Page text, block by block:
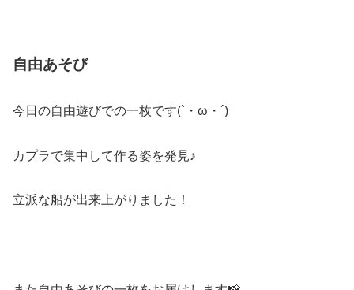
自由あそび
今日の自由遊びでの一枚です(`・ω・´)
カプラで集中して作る姿を発見♪
立派な船が出来上がりました！